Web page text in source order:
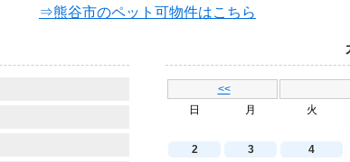
⇒熊谷市のペット可物件はこちら
<<
日
月 火
2
3 4